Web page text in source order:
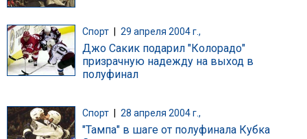
Спорт 29 апреля 2004 г.,
Джо Сакик подарил "Колорадо"
призрачную надежду на выход в
полуфинал
Спорт 28 апреля 2004 г.,
"Тампа" в шаге от полуфинала Кубка